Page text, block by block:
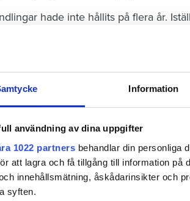
Information
användning av dina uppgifter
1022 partners behandlar din personliga
att lagra och få tillgång till information på
innehållsmätning, åskådarinsikter och
syften.
hade inte hållits på flera år.
hyresvärdarna Doriora och Dorinel
högre än det senast
som betalade för mycket. 6 179
för hans lägenhet, men han betalade
fördubbla hyran – fick 800 kronor
reglerna, säger han.